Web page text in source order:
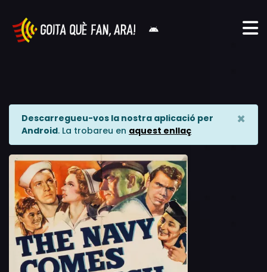
Descarregueu-vos la nostra aplicació per
Android. La trobareu en aquest enllaç
×